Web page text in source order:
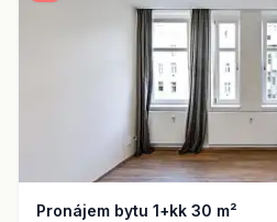
Pronájem bytu 1+kk 30 m²